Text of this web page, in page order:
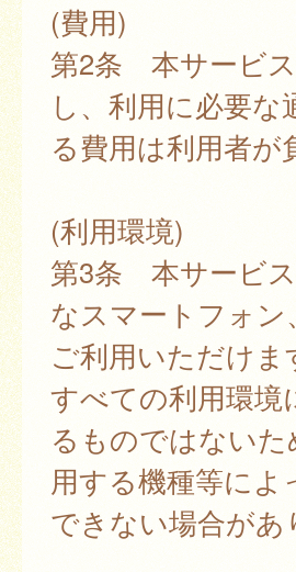
(費用)
第2条 本サービ
し、利用に必要
る費用は利用者
(利用環境)
第3条 本サービ
なスマートフォ
ご利用いただけ
すべての利用環境
るものではない
用する機種等に
できない場合があ